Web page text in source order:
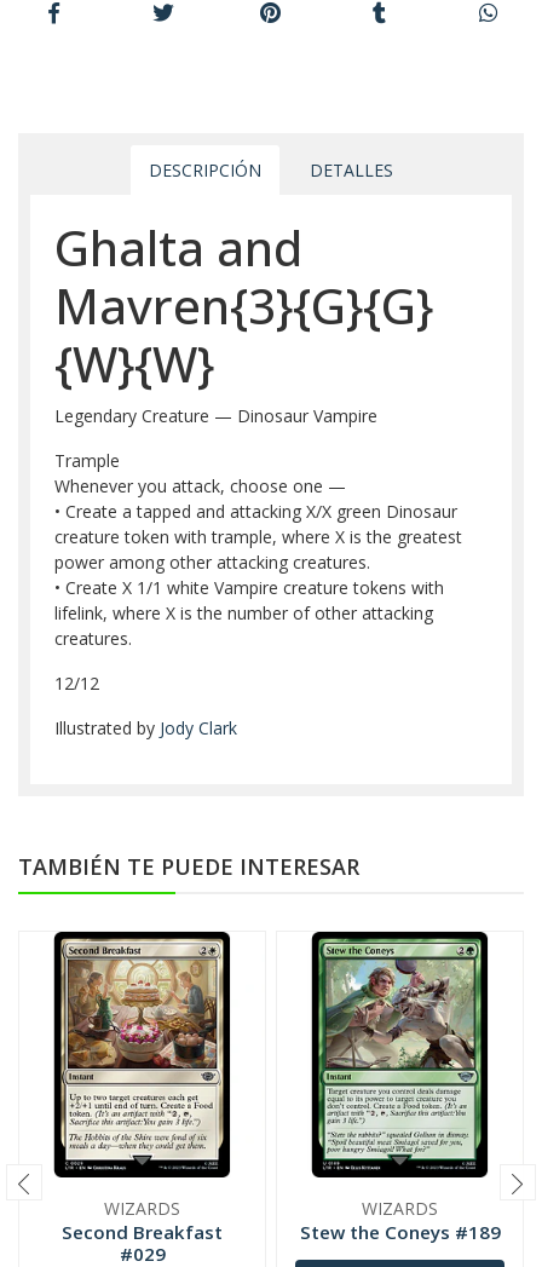
DESCRIPCIÓN DETALLES
Ghalta and
Mavren{3}{G}{G}
{W}{W}
Legendary Creature — Dinosaur Vampire
Trample
Whenever you attack, choose one —
• Create a tapped and attacking X/X green Dinosaur
creature token with trample, where X is the greatest
power among other attacking creatures.
• Create X 1/1 white Vampire creature tokens with
lifelink, where X is the number of other attacking
creatures.
12/12
Illustrated by Jody Clark
TAMBIÉN TE PUEDE INTERESAR
WIZARDS
Second Breakfast
#029
WIZARDS
Stew the Coneys #189